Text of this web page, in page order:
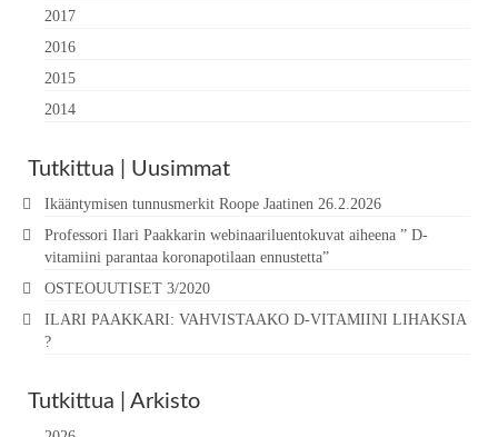
2017
2016
2015
2014
Tutkittua | Uusimmat
Ikääntymisen tunnusmerkit Roope Jaatinen 26.2.2026
Professori Ilari Paakkarin webinaariluentokuvat aiheena ” D-
vitamiini parantaa koronapotilaan ennustetta”
OSTEOUUTISET 3/2020
ILARI PAAKKARI: VAHVISTAAKO D-VITAMIINI LIHAKSIA
?
Tutkittua | Arkisto